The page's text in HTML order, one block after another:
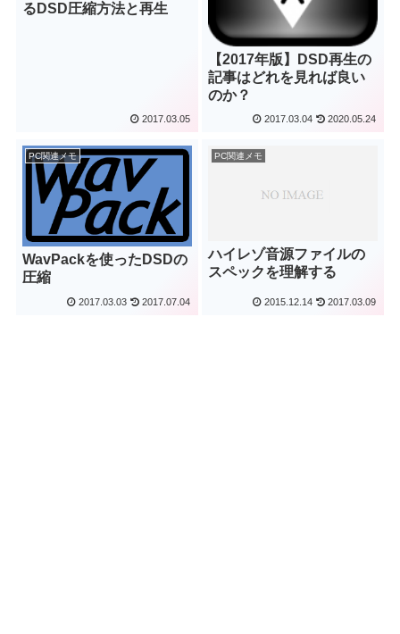
るDSD圧縮方法と再生
2017.03.05
【2017年版】DSD再生の
記事はどれを見れば良い
のか？
2017.03.04 2020.05.24
PC関連メモ
WavPackを使ったDSDの
圧縮
2017.03.03 2017.07.04
PC関連メモ
ハイレゾ音源ファイルの
スペックを理解する
2015.12.14 2017.03.09